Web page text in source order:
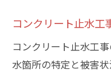
コンクリート止水工
コンクリート止水工
水箇所の特定と被害